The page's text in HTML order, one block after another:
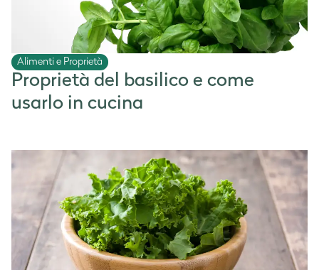
Alimenti e Proprietà
Proprietà del basilico e come
usarlo in cucina